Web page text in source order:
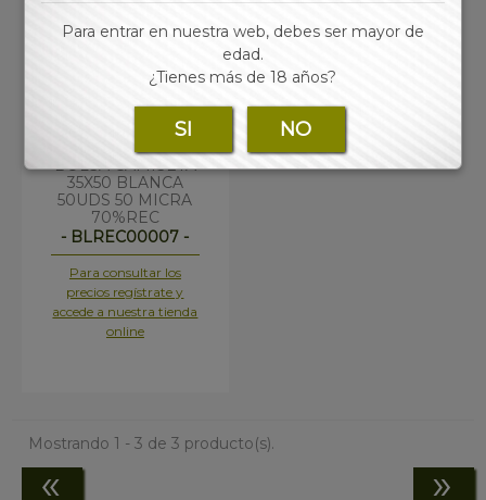
BOLSA CAMISETA
35X50 BLANCA
50UDS 50 MICRA
70%REC
- BLREC00007 -
Para consultar los
precios regístrate y
accede a nuestra tienda
online
Mostrando 1 - 3 de 3 producto(s).
« »
Para entrar en nuestra web, debes ser mayor de
edad.
¿Tienes más de 18 años?
SI NO